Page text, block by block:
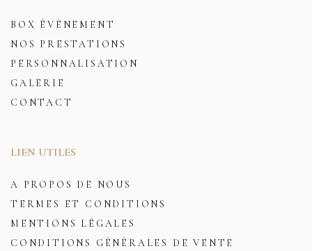
BOX ÉVÈNEMENT
NOS PRESTATIONS
PERSONNALISATION
GALERIE
CONTACT
LIEN UTILES
A PROPOS DE NOUS
TERMES ET CONDITIONS
MENTIONS LÉGALES
CONDITIONS GÉNÉRALES DE VENTE